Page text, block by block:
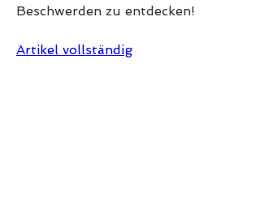
Beschwerden zu entdecken!
Artikel vollständig